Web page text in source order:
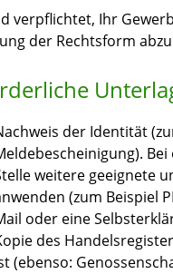
verpflichtet, Ihr
der Rechtsform
der Identität
weitere geeignete
(zum Beispiel
oder eine
des
(ebenso: